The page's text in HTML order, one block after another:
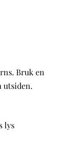
Bruk en
utsiden.
lys